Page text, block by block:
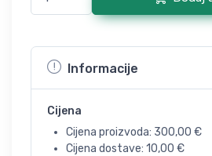
Informacije
Cijena
Cijena proizvoda: 300,00 €
Cijena dostave: 10,00 €